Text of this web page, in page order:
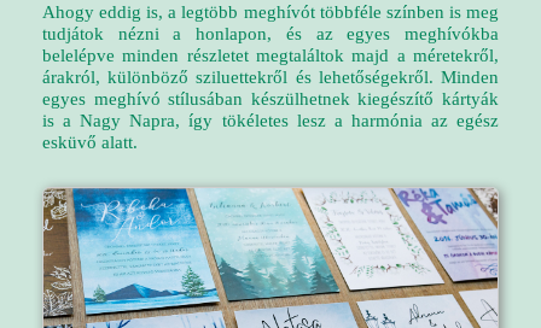
Ahogy eddig is, a legtöbb meghívót többféle színben is meg
tudjátok nézni a honlapon, és az egyes meghívókba
belelépve minden részletet megtaláltok majd a méretekről,
árakról, különböző sziluettekről és lehetőségekről. Minden
egyes meghívó stílusában készülhetnek kiegészítő kártyák
is a Nagy Napra, így tökéletes lesz a harmónia az egész
esküvő alatt.